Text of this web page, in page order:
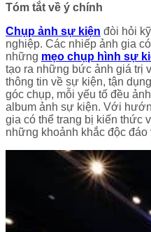
Tóm tắt về ý chính
Chụp ảnh sự kiện đòi hỏi
nghiệp. Các nhiếp ảnh gia
những mẹo chụp hình sự
tạo ra những bức ảnh giá trị
thông tin về sự kiện, tận
góc chụp, mỗi yếu tố đều
album ảnh sự kiện. Với
gia có thể trang bị kiến thức
những khoảnh khắc độc